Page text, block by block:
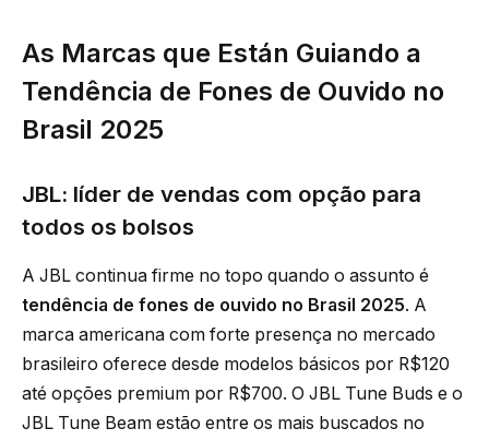
As Marcas que Están Guiando a
Tendência de Fones de Ouvido no
Brasil 2025
JBL: líder de vendas com opção para
todos os bolsos
A JBL continua firme no topo quando o assunto é
tendência de fones de ouvido no Brasil 2025. A
marca americana com forte presença no mercado
brasileiro oferece desde modelos básicos por R$120
até opções premium por R$700. O JBL Tune Buds e o
JBL Tune Beam estão entre os mais buscados no